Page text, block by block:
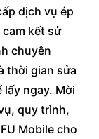
dịch vụ ép
kết sử
chuyên
thời gian sửa
ngay. Mời
quy trình,
Mobile cho